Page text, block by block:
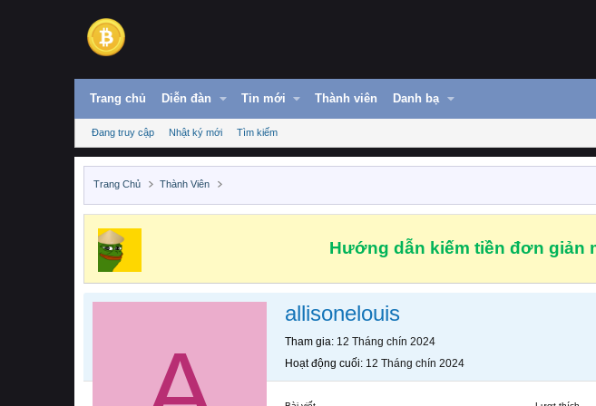
Trang chủ Diễn đàn Tin mới Thành viên Danh bạ
Đang truy cập Nhật ký mới Tìm kiếm
Trang Chủ Thành Viên
Hướng dẫn kiếm tiền đơn giản
allisonelouis
Tham gia 12 Tháng chín 2024
Hoạt động cuối 12 Tháng chín 2024